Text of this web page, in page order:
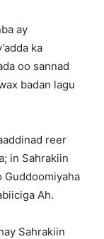
ay
ka
oo sannad
badan lagu
reer
in Sahrakiin
Guddoomiyaha
Ah.
Sahrakiin